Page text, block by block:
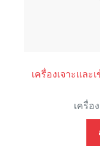
เครื่องเจาะและ
เครื่อ